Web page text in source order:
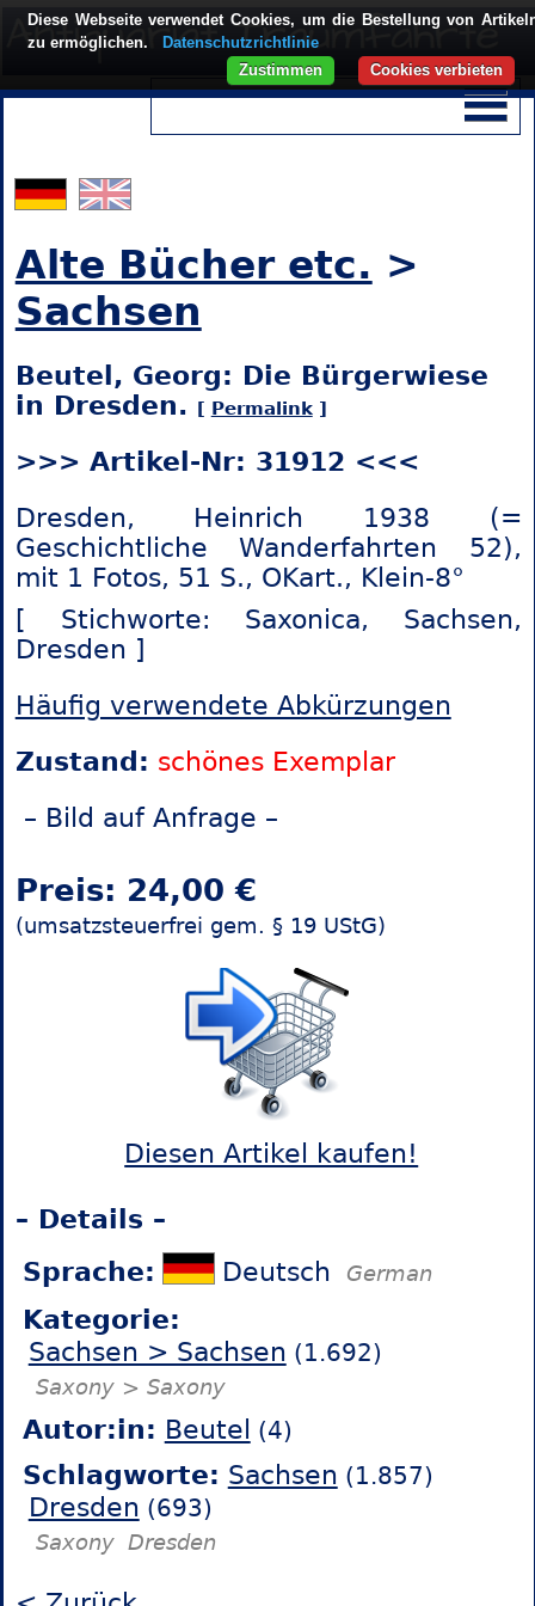
Alte Bücher etc. >
Sachsen
Beutel, Georg: Die Bürgerwiese
in Dresden. [ Permalink]
>>> Artikel-Nr: 31912 <<<
Dresden, Heinrich 1938 (=
Geschichtliche Wanderfahrten 52),
mit 1 Fotos, 51 S., OKart., Klein-8°
[ Stichworte: Saxonica, Sachsen,
Dresden ]
Häufig verwendete Abkürzungen
Zustand: schönes Exemplar
– Bild auf Anfrage –
Preis: 24,00 €
(umsatzsteuerfrei gem. § 19 UStG)
Diesen Artikel kaufen!
– Details –
Sprache:
Deutsch German
Kategorie:
Sachsen > Sachsen (1.692)
Saxony > Saxony
Autor:in: Beutel (4)
Schlagworte: Sachsen (1.857)
Dresden (693)
Saxony Dresden
Diese Webseite verwendet Cookies, um die Bestellung von
zu ermöglichen.
Datenschutzrichtlinie
Cookies verbieten
Zustimmen